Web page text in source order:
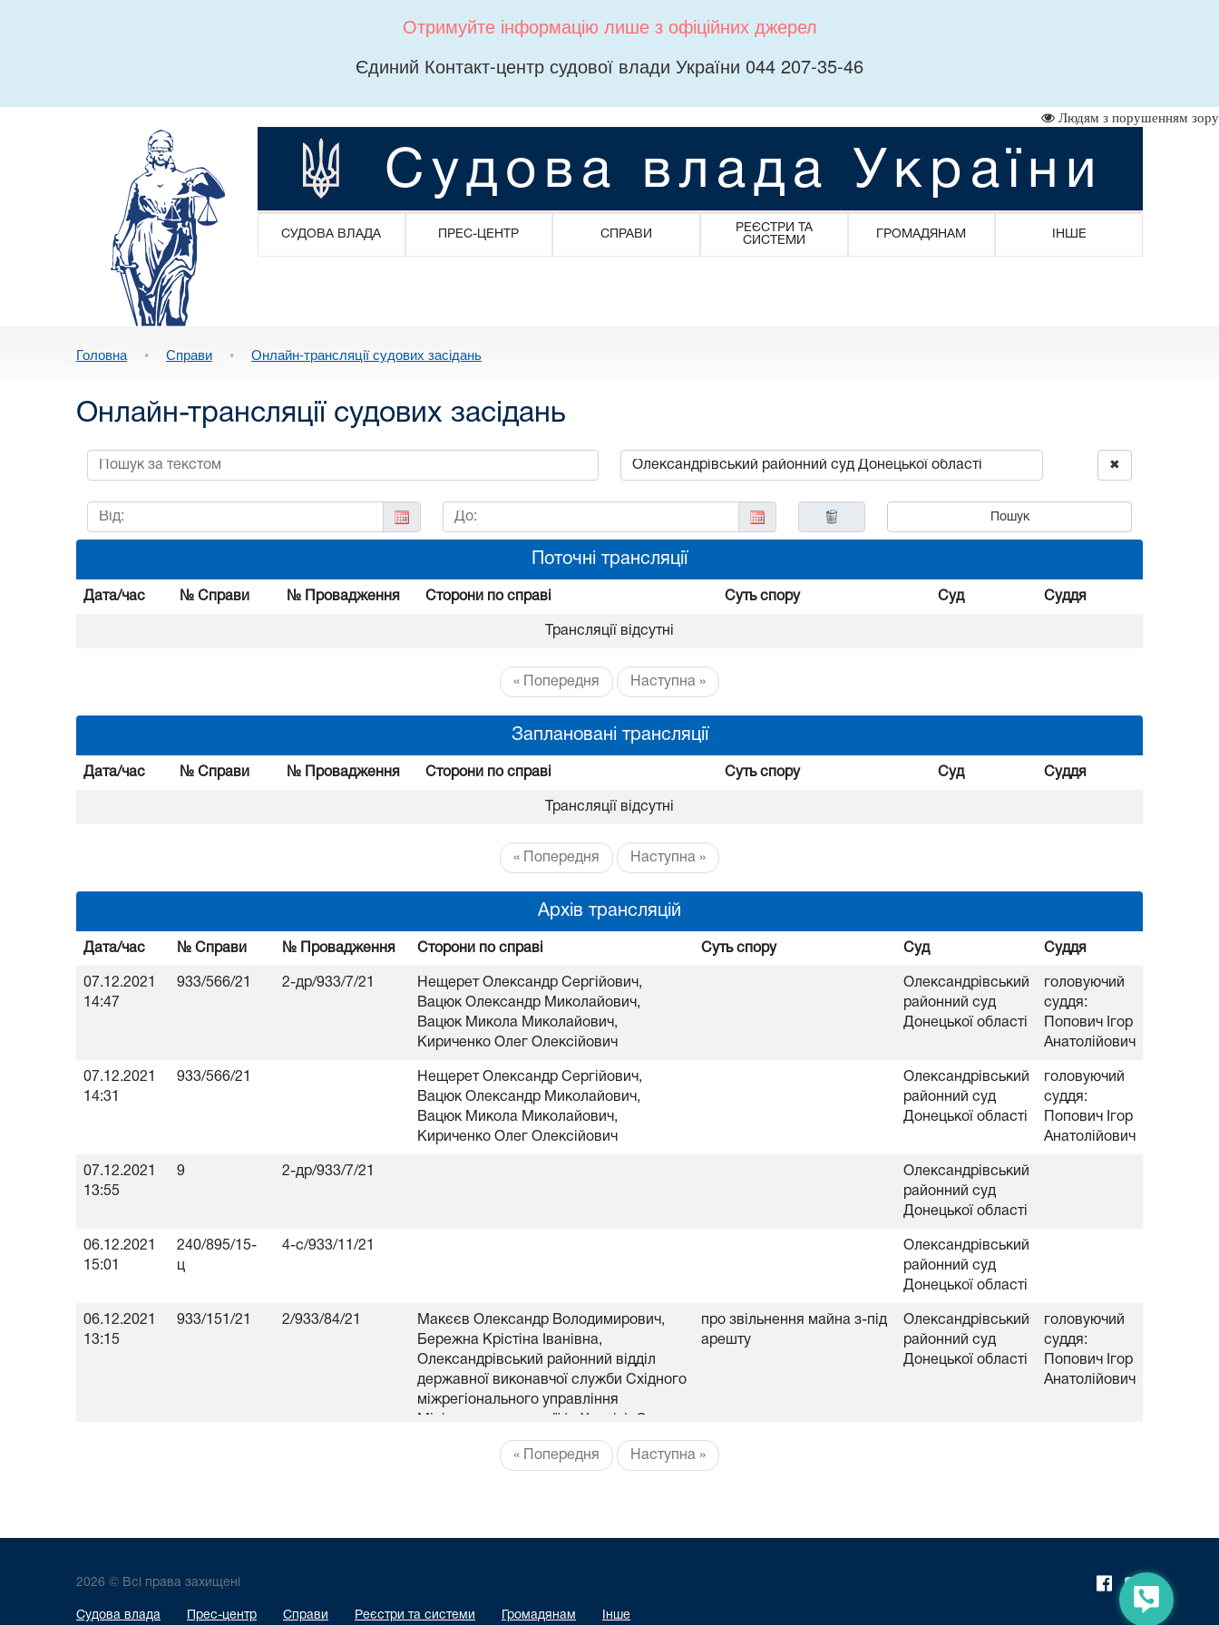
Отримуйте інформацію лише з офіційних джерел
Єдиний Контакт-центр судової влади України 044 207-35-46
Людям з порушенням зору
Судова влада України
СУДОВА ВЛАДА ПРЕС-ЦЕНТР СПРАВИ
РЕЄСТРИ ТА
СИСТЕМИ
ГРОМАДЯНАМ ІНШЕ
Головна • Справи • Онлайн-трансляції судових засідань
Онлайн-трансляції судових засідань
✖
Пошук
Поточні трансляції
Дата/час № Справи № Провадження Сторони по справі Суть спору Суд Суддя
Трансляції відсутні
« Попередня Наступна »
Заплановані трансляції
Дата/час № Справи № Провадження Сторони по справі Суть спору Суд Суддя
Трансляції відсутні
« Попередня Наступна »
Архів трансляцій
Дата/час № Справи № Провадження Сторони по справі Суть спору Суд Суддя
07.12.2021
14:47
933/566/21 2-др/933/7/21
Нещерет Олександр Сергійович,
Вацюк Олександр Миколайович,
Вацюк Микола Миколайович,
Кириченко Олег Олексійович
Олександрівський
районний суд
Донецької області
головуючий
суддя:
Попович Ігор
Анатолійович
07.12.2021
14:31
933/566/21
Нещерет Олександр Сергійович,
Вацюк Олександр Миколайович,
Вацюк Микола Миколайович,
Кириченко Олег Олексійович
Олександрівський
районний суд
Донецької області
головуючий
суддя:
Попович Ігор
Анатолійович
07.12.2021
13:55
9 2-др/933/7/21
Олександрівський
районний суд
Донецької області
06.12.2021
15:01
240/895/15-
ц
4-с/933/11/21
Олександрівський
районний суд
Донецької області
06.12.2021
13:15
933/151/21 2/933/84/21
Макєєв Олександр Володимирович,
Бережна Крістіна Іванівна,
Олександрівський районний відділ
державної виконавчої служби Східного
міжрегіонального управління
Артем Валерійович, Баган Віталій
Іванович, Турбаба Іван Валерійович,
про звільнення майна з-під
арешту
Олександрівський
районний суд
Донецької області
головуючий
суддя:
Попович Ігор
Анатолійович
« Попередня Наступна »
2026 © Всі права захищені
Судова влада Прес-центр Справи Реєстри та системи Громадянам Інше